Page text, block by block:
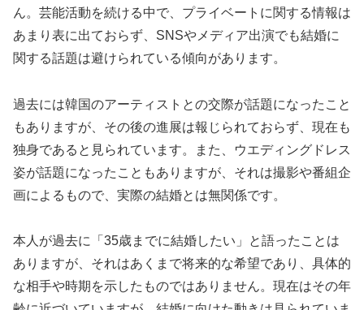
ん。芸能活動を続ける中で、プライベートに関する情報は
あまり表に出ておらず、SNSやメディア出演でも結婚に
関する話題は避けられている傾向があります。
過去には韓国のアーティストとの交際が話題になったこと
もありますが、その後の進展は報じられておらず、現在も
独身であると見られています。また、ウエディングドレス
姿が話題になったこともありますが、それは撮影や番組企
画によるもので、実際の結婚とは無関係です。
本人が過去に「35歳までに結婚したい」と語ったことは
ありますが、それはあくまで将来的な希望であり、具体的
な相手や時期を示したものではありません。現在はその年